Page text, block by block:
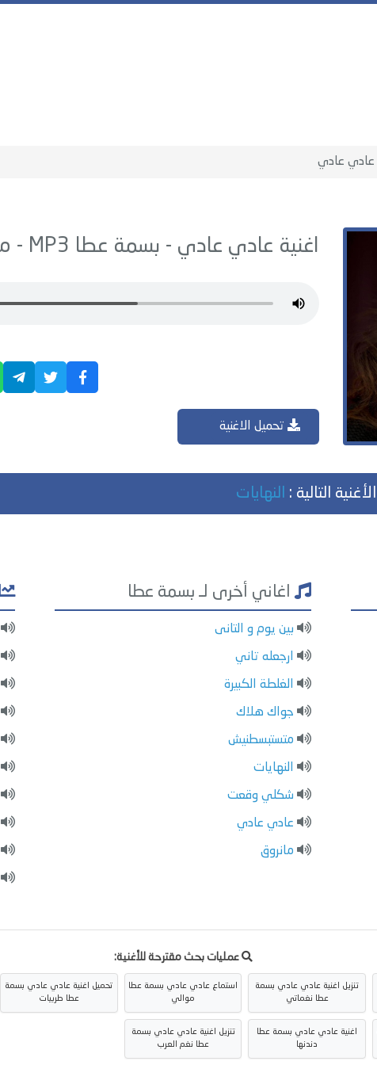
عادي عادي
اغنية عادي عادي - بسمة عطا
تحميل الاغنية
الأغنية التالية : النهايات
اغاني أخرى لـ بسمة عطا
بين يوم و التانى
ارجعله تاني
الغلطة الكبيرة
جواك هلاك
متستبسطنيش
النهايات
شكلي وقعت
عادي عادي
مانروق
عمليات بحث مقترحة للأغنية:
تنزيل اغنية عادي عادي بسمة
عطا نغماتي
استماع عادي عادي بسمة عطا
موالي
تحميل اغنية عادي عادي بسمة
عطا طربيات
اغنية عادي عادي بسمة عطا
دندنها
تنزيل اغنية عادي عادي بسمة
عطا نغم العرب